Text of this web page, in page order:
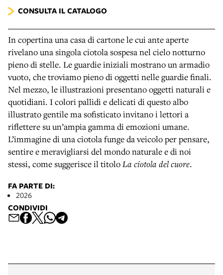
CONSULTA IL CATALOGO
In copertina una casa di cartone le cui ante aperte
rivelano una singola ciotola sospesa nel cielo notturno
pieno di stelle. Le guardie iniziali mostrano un armadio
vuoto, che troviamo pieno di oggetti nelle guardie finali.
Nel mezzo, le illustrazioni presentano oggetti naturali e
quotidiani. I colori pallidi e delicati di questo albo
illustrato gentile ma sofisticato invitano i lettori a
riflettere su un’ampia gamma di emozioni umane.
L’immagine di una ciotola funge da veicolo per pensare,
sentire e meravigliarsi del mondo naturale e di noi
stessi, come suggerisce il titoloLa ciotola del cuore.
FA PARTE DI:
2026
CONDIVIDI